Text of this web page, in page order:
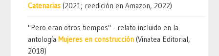
Catenarias (2021; reedición en Amazon, 2022)
"Pero eran otros tiempos" - relato incluido en la
antologíaMujeres en construcción (Vinatea Editorial,
2018)